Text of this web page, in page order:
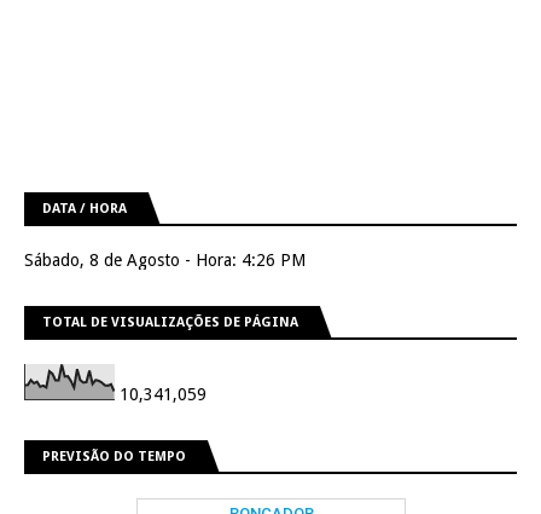
DATA / HORA
Sábado, 8 de Agosto - Hora: 4:26 PM
TOTAL DE VISUALIZAÇÕES DE PÁGINA
10,341,059
PREVISÃO DO TEMPO